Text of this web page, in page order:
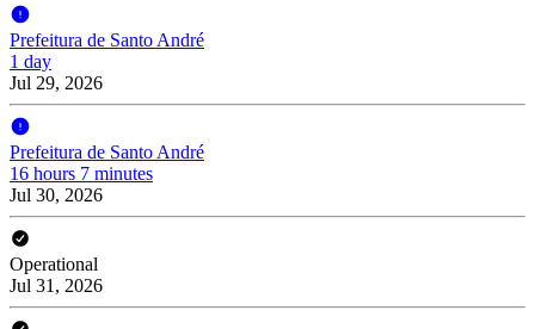
Prefeitura de Santo André
1 day
Jul 29, 2026
Prefeitura de Santo André
16 hours 7 minutes
Jul 30, 2026
Operational
Jul 31, 2026